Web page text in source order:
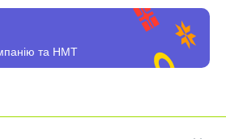
та НМТ